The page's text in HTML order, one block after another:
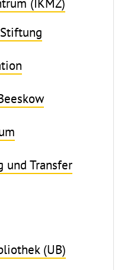
und Transfer
(UB)